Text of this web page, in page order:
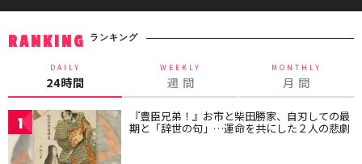
RANKING ランキング
DAILY
24時間
WEEKLY
週 間
MONTHLY
月 間
1 『豊臣兄弟！』お市と柴田勝家、自刃しての最
期と「辞世の句」…運命を共にした２人の悲劇